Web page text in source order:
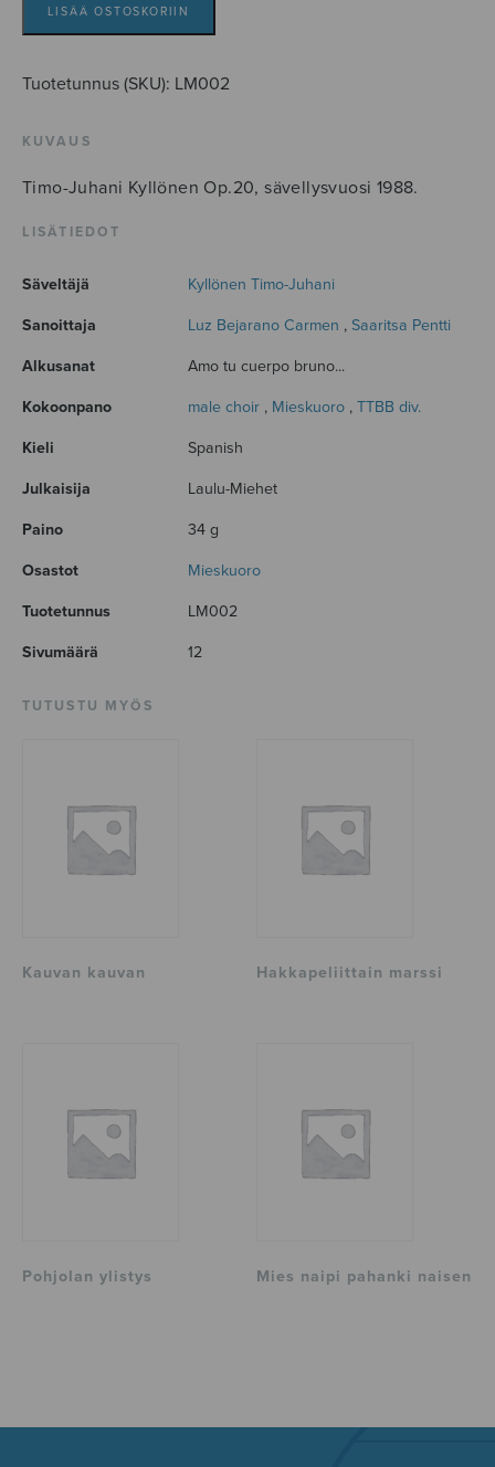
määräLISÄÄ OSTOSKORIIN
Tuotetunnus (SKU): LM002
KUVAUS
Timo-Juhani Kyllönen Op.20, sävellysvuosi 1988.
LISÄTIEDOT
Säveltäjä Kyllönen Timo-Juhani
Sanoittaja Luz Bejarano Carmen , Saaritsa Pentti
Alkusanat Amo tu cuerpo bruno...
Kokoonpano male choir , Mieskuoro , TTBB div.
Kieli Spanish
Julkaisija Laulu-Miehet
Paino 34 g
Osastot Mieskuoro
Tuotetunnus LM002
Sivumäärä 12
TUTUSTU MYÖS
Kauvan kauvan Hakkapeliittain marssi
Pohjolan ylistys Mies naipi pahanki naisen